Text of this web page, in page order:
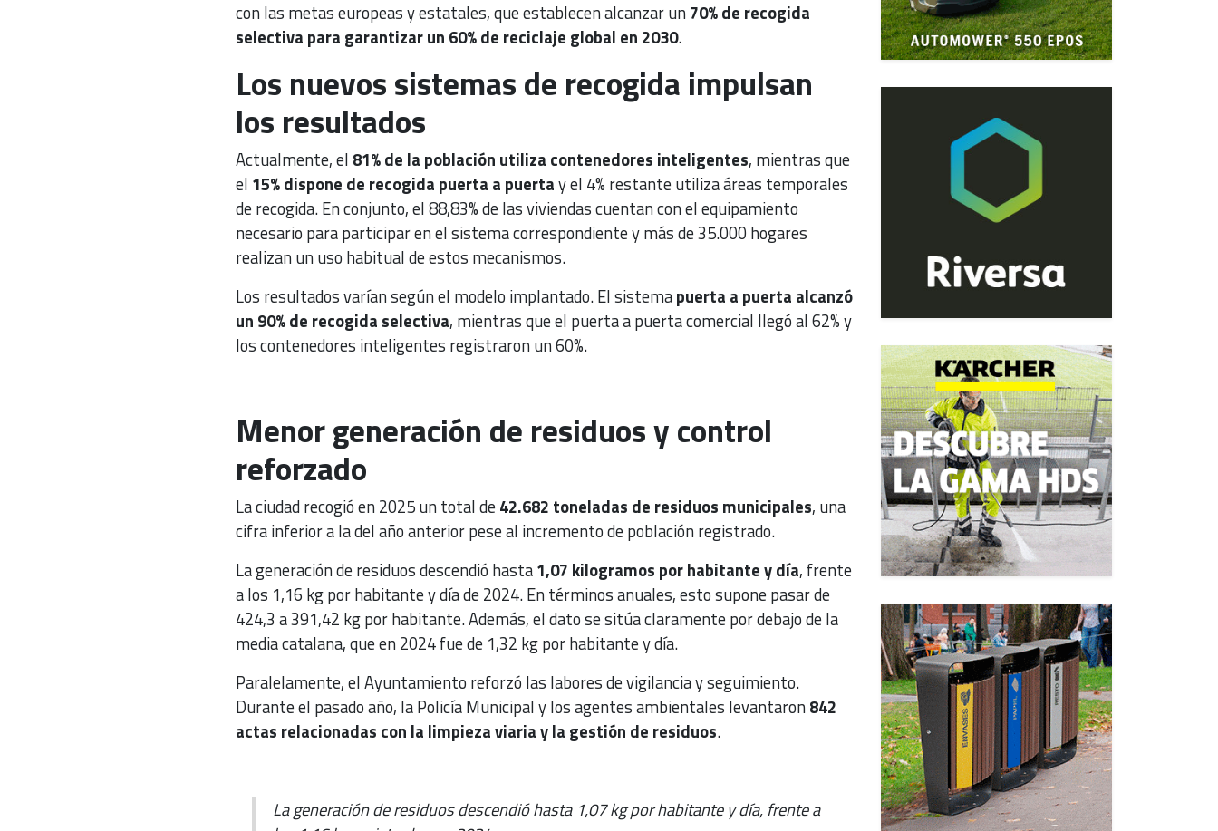
con las metas europeas y estatales, que establecen alcanzar un70% de recogida
selectiva para garantizar un 60% de reciclaje global en 2030.
Los nuevos sistemas de recogida impulsan
los resultados
Actualmente, el 81% de la población utiliza contenedores inteligentes, mientras que
el 15% dispone de recogida puerta a puertay el 4% restante utiliza áreas temporales
de recogida. En conjunto, el 88,83% de las viviendas cuentan con el equipamiento
necesario para participar en el sistema correspondiente y más de 35.000 hogares
realizan un uso habitual de estos mecanismos.
Los resultados varían según el modelo implantado. El sistemapuerta a puerta alcanzó
un 90% de recogida selectiva, mientras que el puerta a puerta comercial llegó al 62% y
los contenedores inteligentes registraron un 60%.
Menor generación de residuos y control
reforzado
La ciudad recogió en 2025 un total de42.682 toneladas de residuos municipales, una
cifra inferior a la del año anterior pese al incremento de población registrado.
La generación de residuos descendió hasta1,07 kilogramos por habitante y día, frente
a los 1,16 kg por habitante y día de 2024. En términos anuales, esto supone pasar de
424,3 a 391,42 kg por habitante. Además, el dato se sitúa claramente por debajo de la
media catalana, que en 2024 fue de 1,32 kg por habitante y día.
Paralelamente, el Ayuntamiento reforzó las labores de vigilancia y seguimiento.
Durante el pasado año, la Policía Municipal y los agentes ambientales levantaron842
actas relacionadas con la limpieza viaria y la gestión de residuos.
La generación de residuos descendió hasta 1,07 kg por habitante y día, frente a